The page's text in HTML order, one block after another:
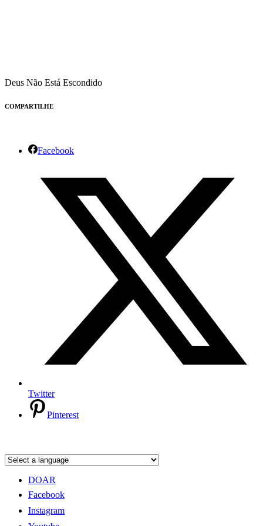
Deus Não Está Escondido
COMPARTILHE
Facebook
Twitter
Pinterest
DOAR
Facebook
Instagram